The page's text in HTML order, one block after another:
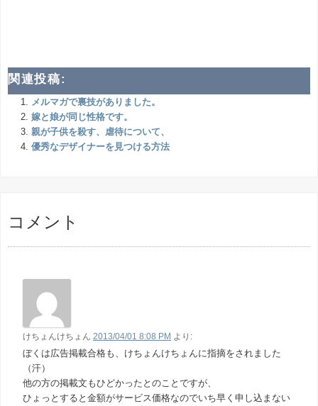
関連投稿:
メルマガで裏技がありました。
嫁と娘が同じ性格です。
親が子供を殺す、虐待について、
優秀なデザイナーを見つける方法
コメント
けちょんけちょん 2013/04/01 8:08 PM より:
ぼくは広告掲載合格も、けちょんけちょんに指摘をされました
（汗）
他の方の掲載文もひどかったとのことですが、
ひょっとすると金額がサービス価格なのでいち早く申し込まない